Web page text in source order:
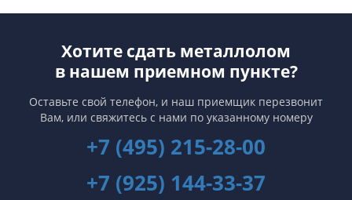
Хотите сдать металлолом
в нашем приемном пункте?
Оставьте свой телефон, и наш приемщик перезвонит
Вам, или свяжитесь с нами по указанному номеру
+7 (495) 215-28-00
+7 (925) 144-33-37